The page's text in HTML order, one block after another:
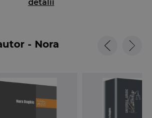
Cod civil, cu evidentierea, in
sursa de inspiratie pentru
prin semnalarea dispozitiilor
generat dificultati de interpretare,
exemple din jurisprudenta,
intelegerea si insusirea
detalii
- Nora